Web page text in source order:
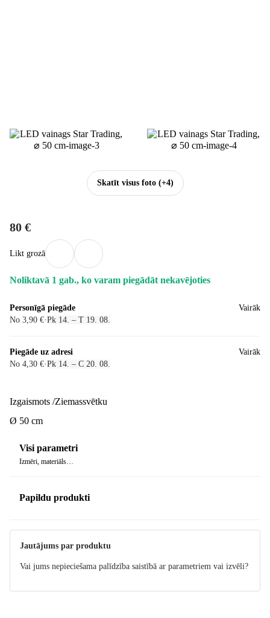
Skatīt visus foto(+4)
80 €
Likt grozā
Noliktavā 1 gab., ko varam piegādāt nekavējoties
Personīgā piegāde
No 3,90 €·Pk 14. – T 19. 08.
Vairāk
Piegāde uz adresi
No 4,30 €·Pk 14. – C 20. 08.
Vairāk
Izgaismots /Ziemassvētku
Ø 50 cm
Visi parametri
Izmēri, materiāls…
Papildu produkti
Jautājums par produktu
Vai jums nepieciešama palīdzība saistībā ar parametriem vai izvēli?